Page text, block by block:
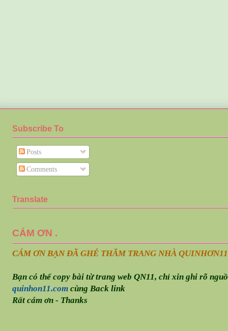
Subscribe To
Posts
Comments
Translate
CÁM ƠN .
CÁM ƠN BẠN ĐÃ GHÉ THĂM TRANG NHÀ QUINHƠN
Bạn có thể copy bài từ trang web QN11, chỉ xin ghi rõ
quinhon11.comcùng Back link
Rất cám ơn - Thanks